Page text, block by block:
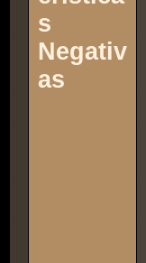
s
Negativ
as